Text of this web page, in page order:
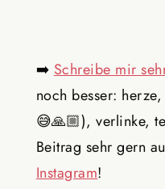
➡️ Schreibe mir
noch besser:
😅🙏🏼), verlinke,
Beitrag sehr gern
Instagram!